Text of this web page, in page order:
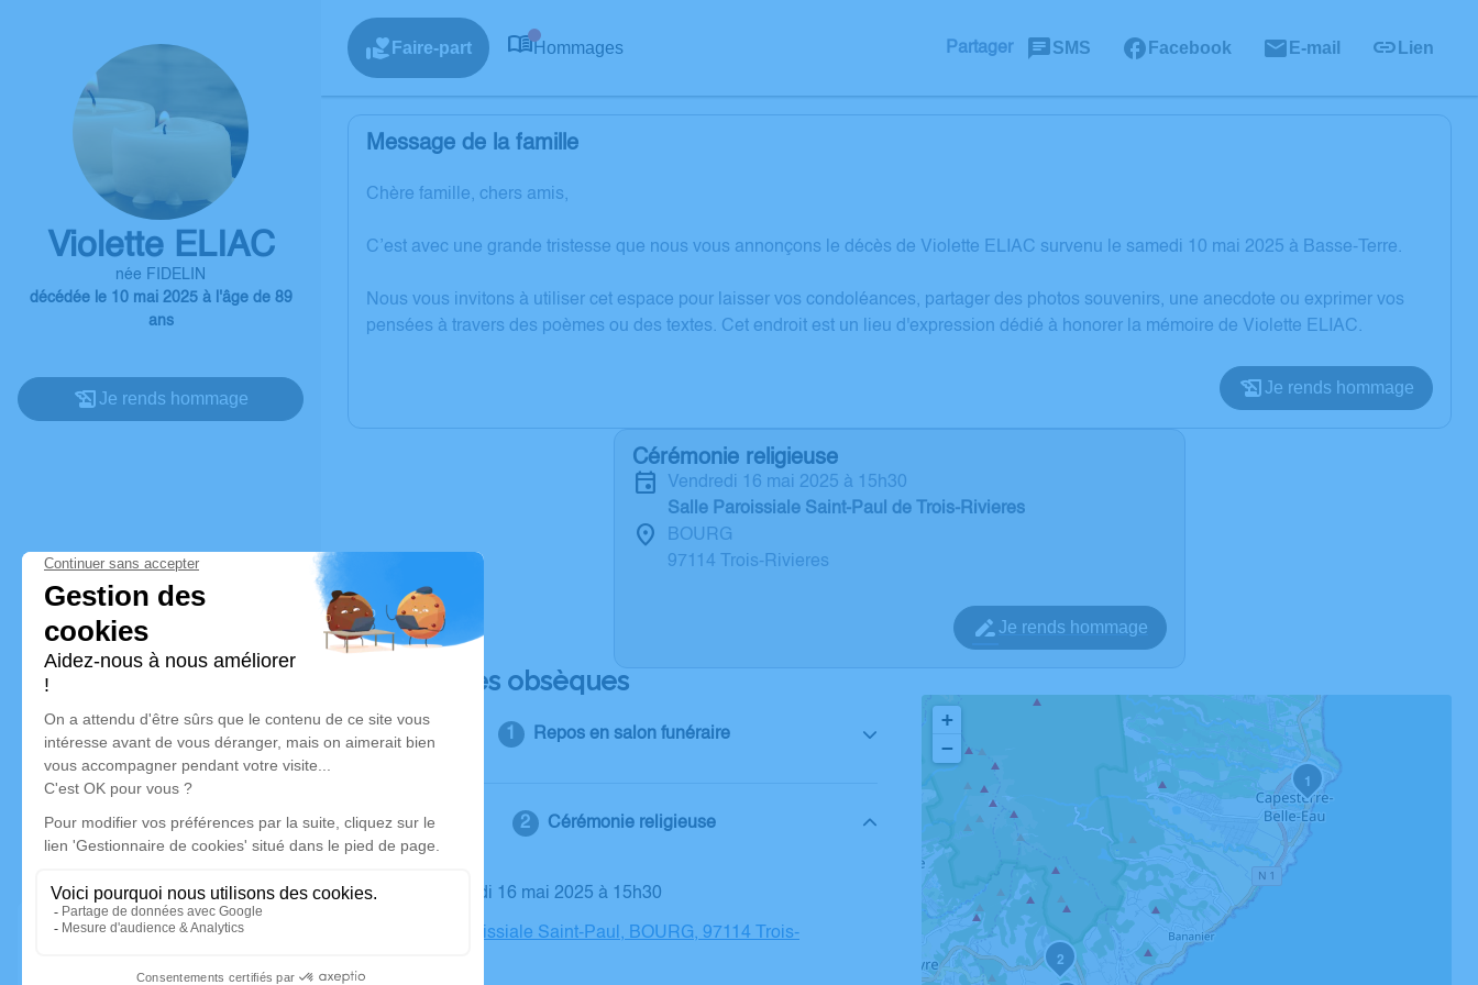
Violette ELIAC
née FIDELIN
décédée le 10 mai 2025 à l'âge de 89
ans
Je rends hommage
Faire-part Hommages Partager SMS Facebook E-mail Lien
Message de la famille
Chère famille, chers amis,
C’est avec une grande tristesse que nous vous annonçons le décès de Violette ELIAC survenu le samedi 10 mai 2025 à Basse-Terre.
Nous vous invitons à utiliser cet espace pour laisser vos condoléances, partager des photos souvenirs, une anecdote ou exprimer vos
pensées à travers des poèmes ou des textes. Cet endroit est un lieu d'expression dédié à honorer la mémoire de Violette ELIAC.
Je rends hommage
Cérémonie religieuse
vendredi 16 mai 2025 à 15h30
Salle Paroissiale Saint-Paul de Trois-Rivieres
BOURG
97114 Trois-Rivieres
Je rends hommage
Déroulé des obsèques
Repos en salon funéraire
Cérémonie religieuse
Le vendredi 16 mai 2025 à 15h30
Salle Paroissiale Saint-Paul, BOURG, 97114 Trois-
1
2
+
−